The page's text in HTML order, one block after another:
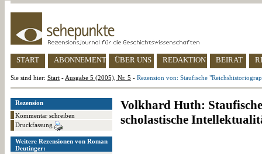
START ABONNEMENT ÜBER UNS REDAKTION BEIRAT
Sie sind hier: Start - Ausgabe 5 (2005), Nr. 5 - Rezension von: Staufische
Rezension
Kommentar schreiben
Druckfassung
Weitere Rezensionen von Roman
Deutinger:
Volkhard Huth:
scholastische